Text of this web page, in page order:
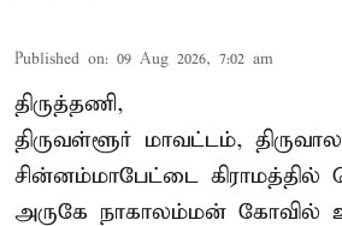
Published on: 09 Aug 2026, 7:02 am
திருத்தணி,
திருவள்ளூர் மாவட்டம்,
சின்னம்மாபேட்டை கிராமத்தில்
அருகே நாகாலம்மன் கோவில்